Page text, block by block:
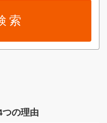
の理由